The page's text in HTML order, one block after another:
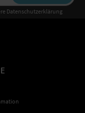
Datenschutzerklärung